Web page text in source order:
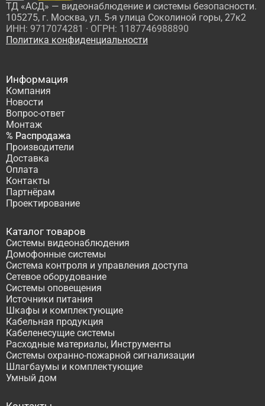
ТД «АСД» — видеонаблюдение и системы безопасности.
105275, г. Москва, ул. 5-я улица Соколиной горы, 27к2
ИНН: 9717074281 · ОГРН: 1187746988890
Политика конфиденциальности
Информация
Компания
Новости
Вопрос-ответ
Монтаж
% Распродажа
Производители
Доставка
Оплата
Контакты
Партнёрам
Проектирование
Каталог товаров
Системы видеонаблюдения
Домофонные системы
Система контроля и управления доступа
Сетевое оборудование
Системы оповещения
Источники питания
Шкафы и комплектующие
Кабельная продукция
Кабеленесущие системы
Расходные материалы, Инструменты
Системы охранно-пожарной сигнализации
Шлагбаумы и комплектующие
Умный дом